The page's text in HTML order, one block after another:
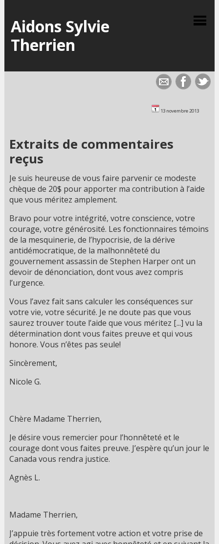
Aidons Sylvie
Therrien
13 novembre 2013
Extraits de commentaires
reçus
Je suis heureuse de vous faire parvenir ce modeste
chèque de 20$ pour apporter ma contribution à l’aide
que vous méritez amplement.
Bravo pour votre intégrité, votre conscience, votre
courage, votre générosité. Les fonctionnaires témoins
de la mesquinerie, de l’hypocrisie, de la dérive
antidémocratique, de la malhonnêteté du
gouvernement assassin de Stephen Harper ont un
devoir de dénonciation, dont vous avez compris
l’urgence.
Vous l’avez fait sans calculer les conséquences sur
votre vie, votre sécurité. Je ne doute pas que vous
saurez trouver toute l’aide que vous méritez [...] vu la
détermination dont vous faites preuve et qui vous
honore. Vous n’êtes pas seule!
Sincèrement,
Nicole G.
Chère Madame Therrien,
Je désire vous remercier pour l’honnêteté et le
courage dont vous faites preuve. J’espère qu’un jour le
Canada vous rendra justice.
Agnès L.
Madame Therrien,
J’appuie très fortement votre action et votre prise de